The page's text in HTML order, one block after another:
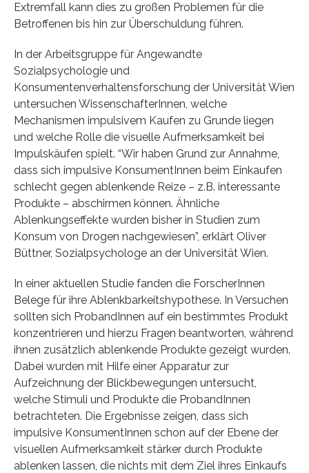
Extremfall kann dies zu großen Problemen für die
Betroffenen bis hin zur Überschuldung führen.
In der Arbeitsgruppe für Angewandte
Sozialpsychologie und
Konsumentenverhaltensforschung der Universität Wien
untersuchen WissenschafterInnen, welche
Mechanismen impulsivem Kaufen zu Grunde liegen
und welche Rolle die visuelle Aufmerksamkeit bei
Impulskäufen spielt. “Wir haben Grund zur Annahme,
dass sich impulsive KonsumentInnen beim Einkaufen
schlecht gegen ablenkende Reize – z.B. interessante
Produkte – abschirmen können. Ähnliche
Ablenkungseffekte wurden bisher in Studien zum
Konsum von Drogen nachgewiesen”, erklärt Oliver
Büttner, Sozialpsychologe an der Universität Wien.
In einer aktuellen Studie fanden die ForscherInnen
Belege für ihre Ablenkbarkeitshypothese. In Versuchen
sollten sich ProbandInnen auf ein bestimmtes Produkt
konzentrieren und hierzu Fragen beantworten, während
ihnen zusätzlich ablenkende Produkte gezeigt wurden.
Dabei wurden mit Hilfe einer Apparatur zur
Aufzeichnung der Blickbewegungen untersucht,
welche Stimuli und Produkte die ProbandInnen
betrachteten. Die Ergebnisse zeigen, dass sich
impulsive KonsumentInnen schon auf der Ebene der
visuellen Aufmerksamkeit stärker durch Produkte
ablenken lassen, die nichts mit dem Ziel ihres Einkaufs